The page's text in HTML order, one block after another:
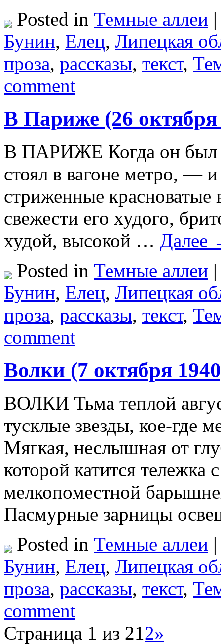
Posted in Темные аллеи |
Бунин, Елец, Липецкая
проза, рассказы, текст,
comment
В Париже (26 октября
В ПАРИЖЕ Когда он был
стоял в вагоне метро, —
стриженные красноватые
свежести его худого,
худой, высокой … Далее
Posted in Темные аллеи |
Бунин, Елец, Липецкая
проза, рассказы, текст,
comment
Волки (7 октября
ВОЛКИ Тьма теплой
тусклые звезды, кое-где
Мягкая, неслышная от
которой катится
мелкопоместной
Пасмурные зарницы
Posted in Темные аллеи |
Бунин, Елец, Липецкая
проза, рассказы, текст,
comment
Страница 1 из 21 2»